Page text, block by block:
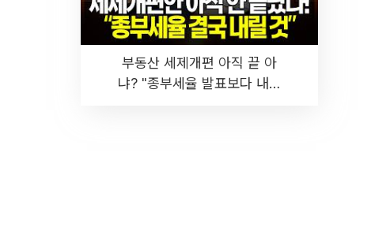
부동산 세제개편 아직 끝 아
냐? "종부세율 발표보다 내릴